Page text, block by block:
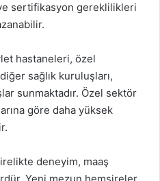
sertifikasyon gereklilikleri
hastaneleri, özel
sağlık kuruluşları,
sunmaktadır. Özel sektör
göre daha yüksek
deneyim, maaş